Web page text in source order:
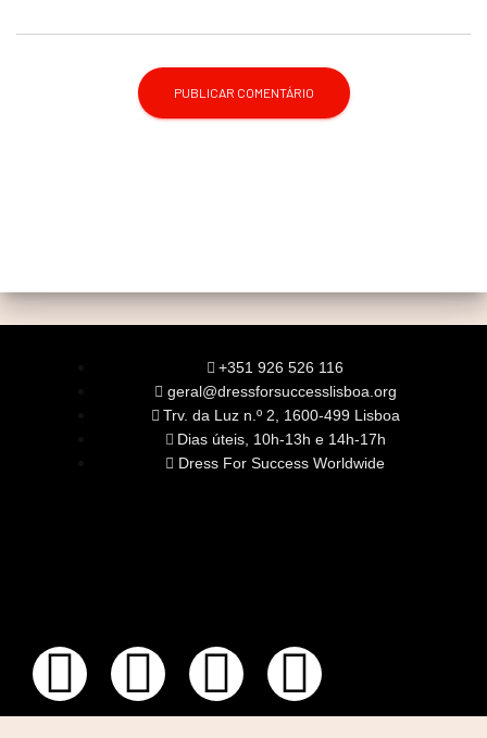
+351 926 526 116
geral@dressforsuccesslisboa.org
Trv. da Luz n.º 2, 1600-499 Lisboa
Dias úteis, 10h-13h e 14h-17h
Dress For Success Worldwide